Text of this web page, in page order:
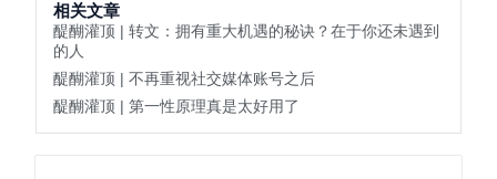
相关文章
醍醐灌顶 | 转文：拥有重大机遇的秘诀？在于你还未遇到
的人
醍醐灌顶 | 不再重视社交媒体账号之后
醍醐灌顶 | 第一性原理真是太好用了